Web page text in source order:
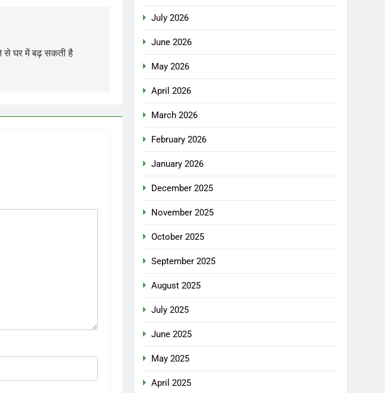
से घर में बढ़ सकती है
July 2026
June 2026
May 2026
April 2026
March 2026
February 2026
January 2026
December 2025
November 2025
October 2025
September 2025
August 2025
July 2025
June 2025
May 2025
April 2025